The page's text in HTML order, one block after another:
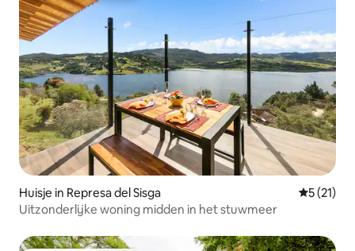
Huisje in Represa del Sisga
5 (21)
Uitzonderlijke woning midden in het stuwmeer